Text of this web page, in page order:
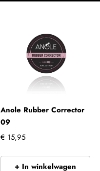
Anole Rubber Corrector
09
€ 15,95
+ In winkelwagen